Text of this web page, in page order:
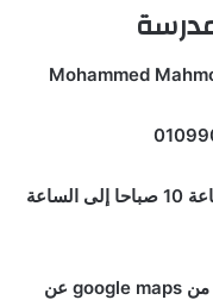
أوقات العمل : جميع أيام الأسبوع من الساعة 10 صباحا إلى الساعة
اللوكيشن : يمكن الوصول إلى المكان من google maps عن